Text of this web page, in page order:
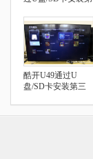
酷开U49通过U
盘/SD卡安装第三